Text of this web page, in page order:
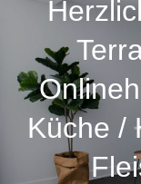
Küche /